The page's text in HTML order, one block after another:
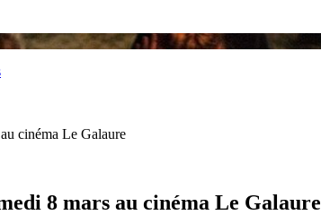
cinéma Le Galaure
8 mars au cinéma Le Galaure